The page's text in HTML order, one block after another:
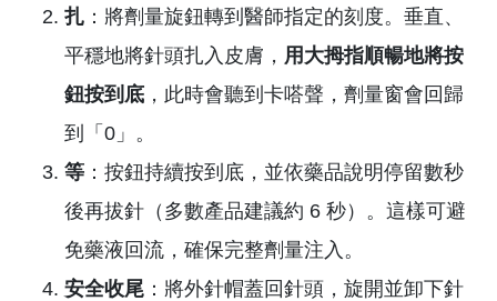
扎 ：將劑量旋鈕轉到醫師指定的刻度。垂直、
平穩地將針頭扎入皮膚， 用大拇指順暢地將按
鈕按到底 ，此時會聽到卡嗒聲，劑量窗會回歸
到「0」。
等 ：按鈕持續按到底，並依藥品說明停留數秒
後再拔針（多數產品建議約 6 秒）。這樣可避
免藥液回流，確保完整劑量注入。
安全收尾 ：將外針帽蓋回針頭，旋開並卸下針